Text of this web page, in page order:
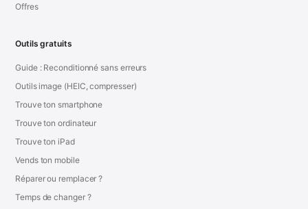
Offres
Outils gratuits
Guide : Reconditionné sans erreurs
Outils image (HEIC, compresser)
Trouve ton smartphone
Trouve ton ordinateur
Trouve ton iPad
Vends ton mobile
Réparer ou remplacer ?
Temps de changer ?